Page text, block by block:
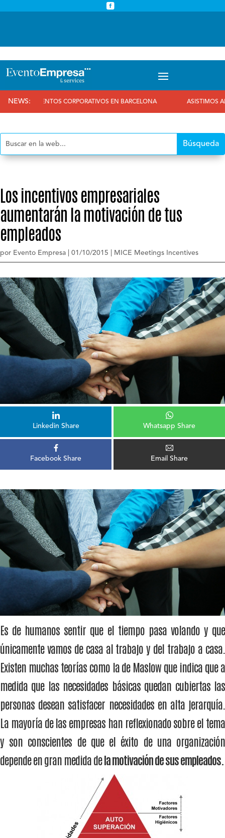

NEWS:
EVENTOS CORPORATIVOS EN BARCELONA ASISTIMOS AL 25
Los incentivos empresariales
aumentarán la motivación de tus
empleados
por Evento Empresa 01/10/2015 MICE Meetings Incentives
Linkedin Share Whatsapp Share
Facebook Share Email Share
Es de humanos sentir que el tiempo pasa volando y que
únicamente vamos de casa al trabajo y del trabajo a casa.
Existen muchas teorías como la de Maslow que indica que a
medida que las necesidades básicas quedan cubiertas las
personas desean satisfacer necesidades en alta jerarquía.
La mayoría de las empresas han reflexionado sobre el tema
y son conscientes de que el éxito de una organización
depende en gran medida dela motivación de sus empleados.